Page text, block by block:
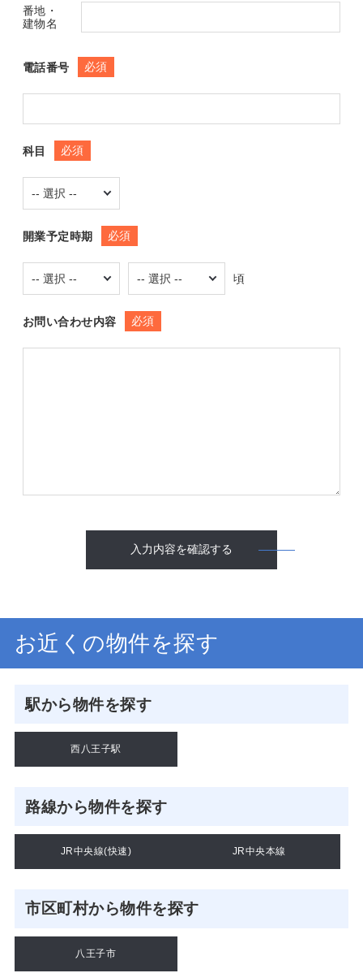
番地・
建物名
電話番号 必須
科目 必須
開業予定時期 必須
頃
お問い合わせ内容 必須
入力内容を確認する
お近くの物件を探す
駅から物件を探す
西八王子駅
路線から物件を探す
JR中央線(快速) JR中央本線
市区町村から物件を探す
八王子市